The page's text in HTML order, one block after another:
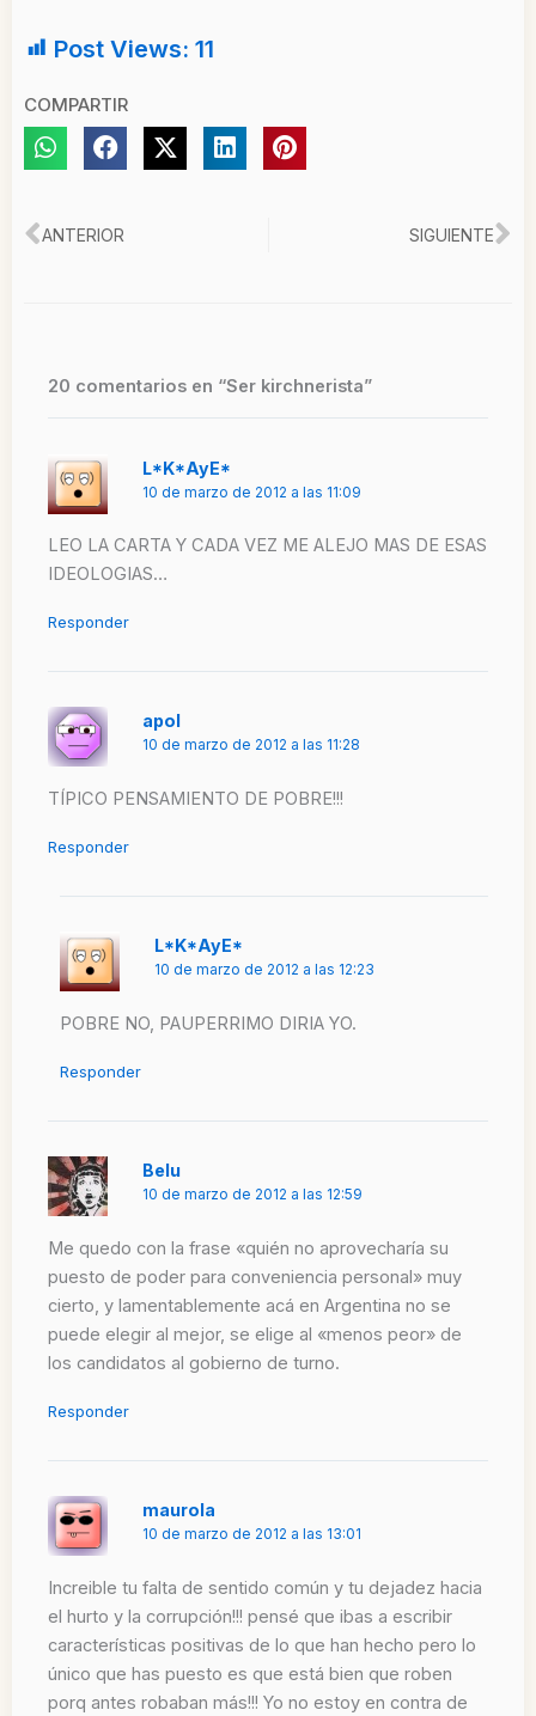
Post Views: 11
COMPARTIR
Ant
ANTERIOR SIGUIENTE
20 comentarios en “Ser kirchnerista”
L*K*AyE*
10 de marzo de 2012 a las 11:09
LEO LA CARTA Y CADA VEZ ME ALEJO MAS DE ESAS
IDEOLOGIAS…
Responder
apol
10 de marzo de 2012 a las 11:28
TÍPICO PENSAMIENTO DE POBRE!!!
Responder
L*K*AyE*
10 de marzo de 2012 a las 12:23
POBRE NO, PAUPERRIMO DIRIA YO.
Responder
Belu
10 de marzo de 2012 a las 12:59
Me quedo con la frase «quién no aprovecharía su
puesto de poder para conveniencia personal» muy
cierto, y lamentablemente acá en Argentina no se
puede elegir al mejor, se elige al «menos peor» de
los candidatos al gobierno de turno.
Responder
maurola
10 de marzo de 2012 a las 13:01
Increible tu falta de sentido común y tu dejadez hacia
el hurto y la corrupción!!! pensé que ibas a escribir
características positivas de lo que han hecho pero lo
único que has puesto es que está bien que roben
porq antes robaban más!!! Yo no estoy en contra de